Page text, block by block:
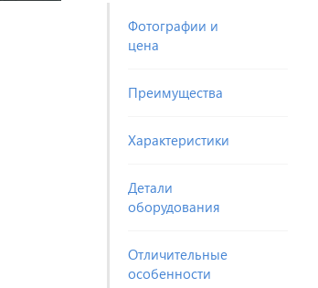
Фотографии и
цена
Преимущества
Характеристики
Детали
оборудования
Отличительные
особенности